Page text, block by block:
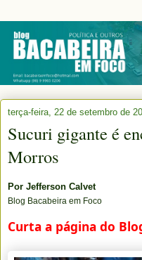
terça-feira, 22 de setembro de
Sucuri gigante é
Morros
Por Jefferson Calvet
Blog Bacabeira em Foco
Curta a página do